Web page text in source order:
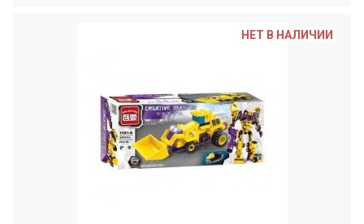
НЕТ В НАЛИЧИИ